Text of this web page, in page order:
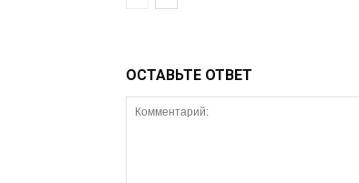
ОСТАВЬТЕ ОТВЕТ